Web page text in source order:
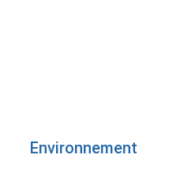
Environnement